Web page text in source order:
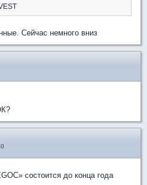
Сейчас немного вниз
состоится до конца года